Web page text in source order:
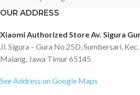
OUR ADDRESS
Xiaomi Authorized Store Av. Sigura
Jl. Sigura – Gura No.25D, Sumbersari,
Malang, Jawa Timur 65145
See Address on Google Maps